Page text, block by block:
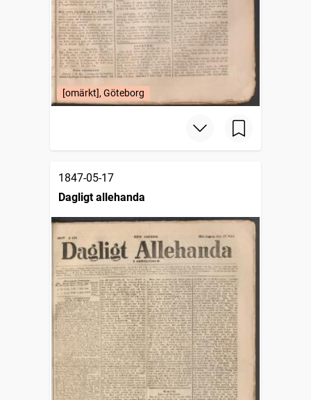
[omärkt], Göteborg
1847-05-17
Dagligt allehanda